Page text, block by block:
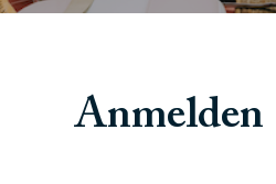
Anmelden